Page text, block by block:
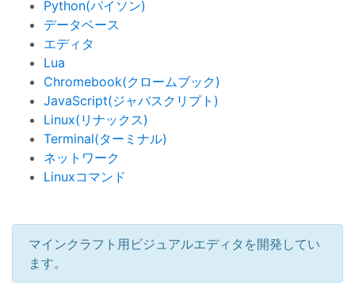
Python(パイソン)
データベース
エディタ
Lua
Chromebook(クロームブック)
JavaScript(ジャバスクリプト)
Linux(リナックス)
Terminal(ターミナル)
ネットワーク
Linuxコマンド
マインクラフト用ビジュアルエディタを開発してい
ます。